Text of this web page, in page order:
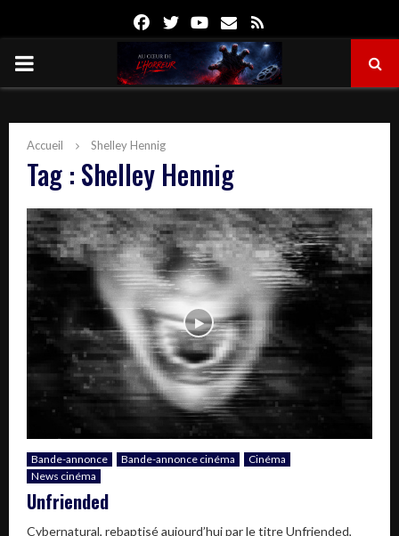
FacebookTwitterYoutube
Email
PRIMARY
Accueil Shelley Hennig
Tag : Shelley Hennig
Bande-annonce Bande-annonce cinéma
Cinéma
News cinéma
Unfriended
Cybernatural, rebaptisé aujourd’hui par le titre Unfriended,